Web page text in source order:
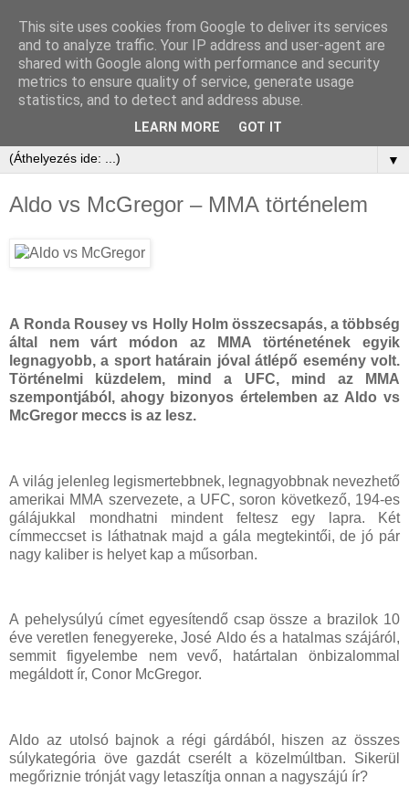
▼
Aldo vs McGregor – MMA történelem
A Ronda Rousey vs Holly Holm összecsapás, a többség
által nem várt módon az MMA történetének egyik
legnagyobb, a sport határain jóval átlépő esemény volt.
Történelmi küzdelem, mind a UFC, mind az MMA
szempontjából, ahogy bizonyos értelemben az Aldo vs
McGregor meccs is az lesz.
A világ jelenleg legismertebbnek, legnagyobbnak nevezhető
amerikai MMA szervezete, a UFC, soron következő, 194-es
gálájukkal mondhatni mindent feltesz egy lapra. Két
címmeccset is láthatnak majd a gála megtekintői, de jó pár
nagy kaliber is helyet kap a műsorban.
A pehelysúlyú címet egyesítendő csap össze a brazilok 10
éve veretlen fenegyereke, José Aldo és a hatalmas szájáról,
semmit figyelembe nem vevő, határtalan önbizalommal
megáldott ír, Conor McGregor.
Aldo az utolsó bajnok a régi gárdából, hiszen az összes
súlykategória öve gazdát cserélt a közelmúltban. Sikerül
megőriznie trónját vagy letaszítja onnan a nagyszájú ír?
This site uses cookies from Google to deliver its services
and to analyze traffic. Your IP address and user-agent are
shared with Google along with performance and security
metrics to ensure quality of service, generate usage
statistics, and to detect and address abuse.
LEARN MORE GOT IT